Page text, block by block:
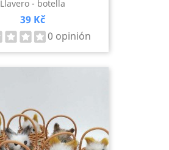
Llavero - botella
Precio
39 Kč
0 opinión